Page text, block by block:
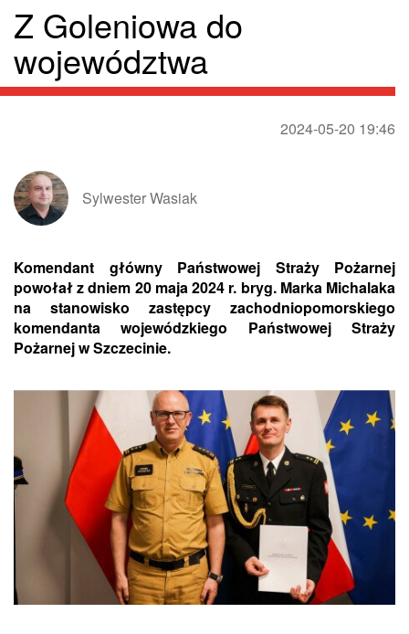
Z Goleniowa do
województwa
2024-05-20 19:46
Sylwester Wasiak
Komendant główny Państwowej Straży Pożarnej
powołał z dniem 20 maja 2024 r. bryg. Marka Michalaka
na stanowisko zastępcy zachodniopomorskiego
komendanta wojewódzkiego Państwowej Straży
Pożarnej w Szczecinie.